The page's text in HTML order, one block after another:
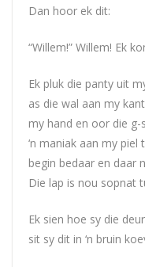
Dan hoor ek dit:
“Willem!” Willem! Ek
Ek pluk die panty uit
as die wal aan my
my hand en oor die
‘n maniak aan my
begin bedaar en daar
Die lap is nou sopnat
Ek sien hoe sy die
sit sy dit in ‘n bruin